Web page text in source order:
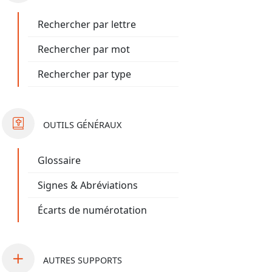
Rechercher par lettre
Rechercher par mot
Rechercher par type
OUTILS GÉNÉRAUX
Glossaire
Signes & Abréviations
Écarts de numérotation
AUTRES SUPPORTS